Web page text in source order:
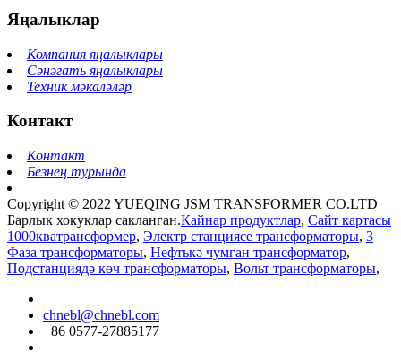
Яңалыклар
Компания яңалыклары
Сәнәгать яңалыклары
Техник мәкаләләр
Контакт
Контакт
Безнең турында
Copyright © 2022 YUEQING JSM TRANSFORMER CO.LTD
Барлык хокуклар сакланган.Кайнар продуктлар, Сайт картасы
1000кватрансформер, Электр станциясе трансформаторы, 3
Фаза трансформаторы, Нефтькә чумган трансформатор,
Подстанциядә көч трансформаторы, Вольт трансформаторы,
chnebl@chnebl.com
+86 0577-27885177